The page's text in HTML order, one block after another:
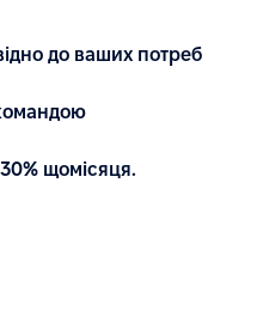
до ваших потреб
щомісяця.